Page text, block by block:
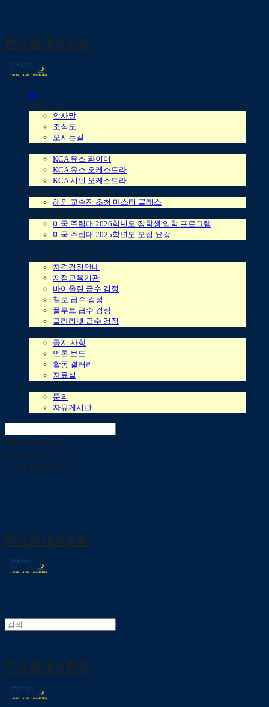
한국클래식협회
홈
협회 소개
인사말
조직도
오시는길
소속 단체
KCA 유스 콰이어
KCA 유스 오케스트라
KCA 시민 오케스트라
글로벌 아카데미 시리즈
해외 교수진 초청 마스터 클래스
장학생 입학 프로그램
미국 주립대 2026학년도 장학생 입학 프로그램
미국 주립대 2025학년도 모집 요강
캐나다 영어 음악 캠프
음악 실기 급수 자격 검정
자격검정안내
지정교육기관
바이올린 급수 검정
첼로 급수 검정
플루트 급수 검정
클라리넷 급수 검정
공지/소식
공지 사항
언론 보도
활동 갤러리
자료실
커뮤니티
문의
자유게시판
Search 검색
Log In 로그인
Cart 장바구니
한국클래식협회
한국클래식협회